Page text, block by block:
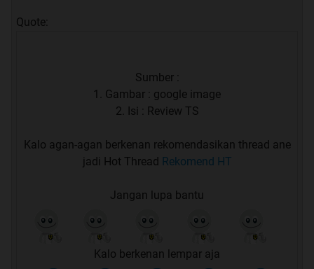
Quote:
Sumber :
1. Gambar : google image
2. Isi : Review TS
Kalo agan-agan berkenan rekomendasikan thread ane
jadi Hot Thread Rekomend HT
Jangan lupa bantu
Kalo berkenan lempar aja